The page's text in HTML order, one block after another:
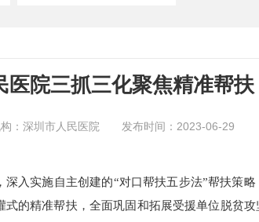
医院三抓三化聚焦精准帮扶
构：深圳市人民医院 发布时间：2023-06-29
入实施自主创建的“对口帮扶五步法”帮扶策
的精准帮扶，全面巩固和拓展受援单位脱贫